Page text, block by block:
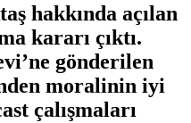
hakkında açılan
kararı çıktı.
gönderilen
moralinin iyi
çalışmaları